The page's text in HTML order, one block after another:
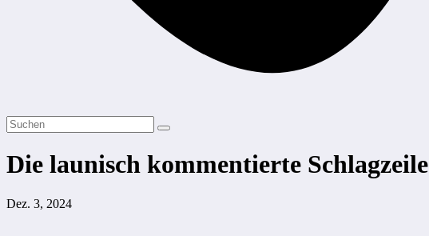
Die launisch kommentierte Schlagzeile
Dez. 3, 2024